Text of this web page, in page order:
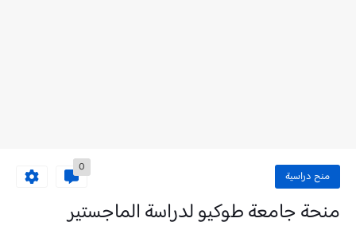
منح دراسية
0
منحة جامعة طوكيو لدراسة الماجستير